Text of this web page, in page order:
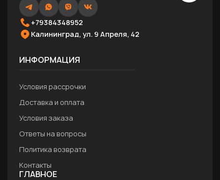
+79384348952
Калининград, ул. 9 Апреля, 42
ИНФОРМАЦИЯ
Условия рассрочки
Доставка и оплата
Условия заказа
Ответы на вопросы
Политика возврата
Контакты
ГЛАВНОЕ